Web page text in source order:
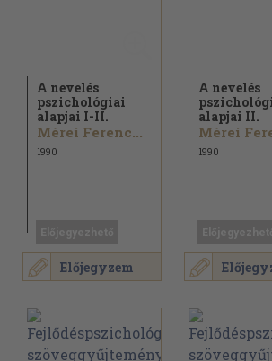
Előjegyzem
A nevelés
pszichológiai
alapjai I-II.
Mérei Ferenc...
1990
A nevelés
alapjai II.
Mérei
1990